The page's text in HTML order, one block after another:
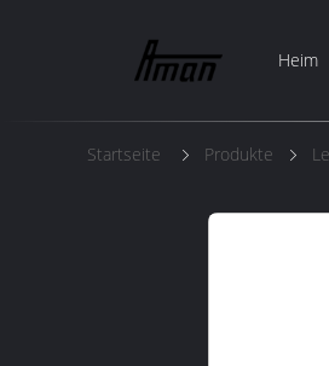
Heim
Startseite Produkte